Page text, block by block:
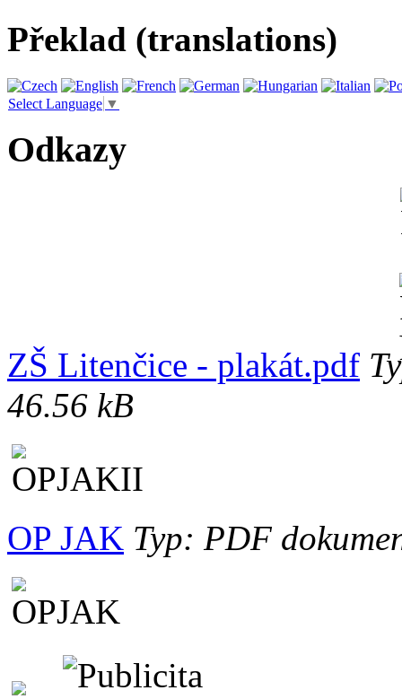
Překlad (translations)
Select Language ▼
Odkazy
ZŠ Litenčice - plakát.pdf
46.56 kB
OP JAK Typ: PDF